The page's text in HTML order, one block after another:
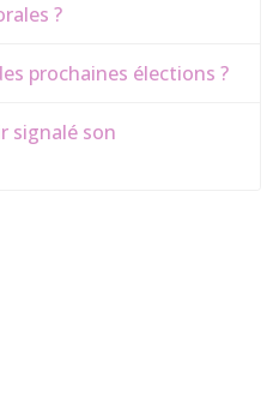
?
prochaines élections ?
signalé son